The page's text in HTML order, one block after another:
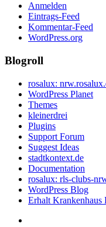
Anmelden
Eintrags-Feed
Kommentar-Feed
WordPress.org
Blogroll
rosalux:
WordPress Planet
Themes
kleinerdrei
Plugins
Support Forum
Suggest Ideas
stadtkontext.de
Documentation
rosalux: rls-clubs-
WordPress Blog
Erhalt Krankenhaus